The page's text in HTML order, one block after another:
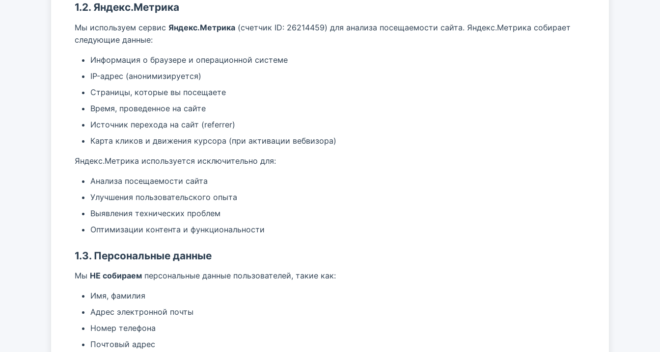
1.2. Яндекс.Метрика
Мы используем сервис Яндекс.Метрика (счетчик ID: 26214459) для анализа посещаемости сайта. Яндекс.Метрика собирает
следующие данные:
Информация о браузере и операционной системе
IP-адрес (анонимизируется)
Страницы, которые вы посещаете
Время, проведенное на сайте
Источник перехода на сайт (referrer)
Карта кликов и движения курсора (при активации вебвизора)
Яндекс.Метрика используется исключительно для:
Анализа посещаемости сайта
Улучшения пользовательского опыта
Выявления технических проблем
Оптимизации контента и функциональности
1.3. Персональные данные
Мы НЕ собираем персональные данные пользователей, такие как:
Имя, фамилия
Адрес электронной почты
Номер телефона
Почтовый адрес